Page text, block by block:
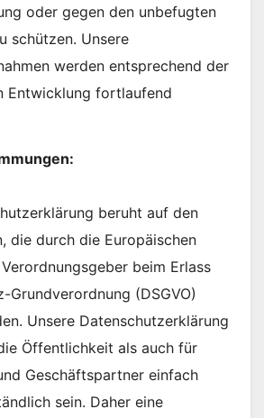
oder gegen den unbefugten
schützen. Unsere
werden entsprechend der
Entwicklung fortlaufend
beruht auf den
die durch die Europäischen
beim Erlass
Grundverordnung (DSGVO)
Unsere Datenschutzerklärung
Öffentlichkeit als auch für
Geschäftspartner einfach
sein. Daher eine